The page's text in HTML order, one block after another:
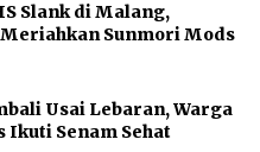
Slank di Malang,
Sunmori Mods
Usai Lebaran, Warga
Ikuti Senam Sehat